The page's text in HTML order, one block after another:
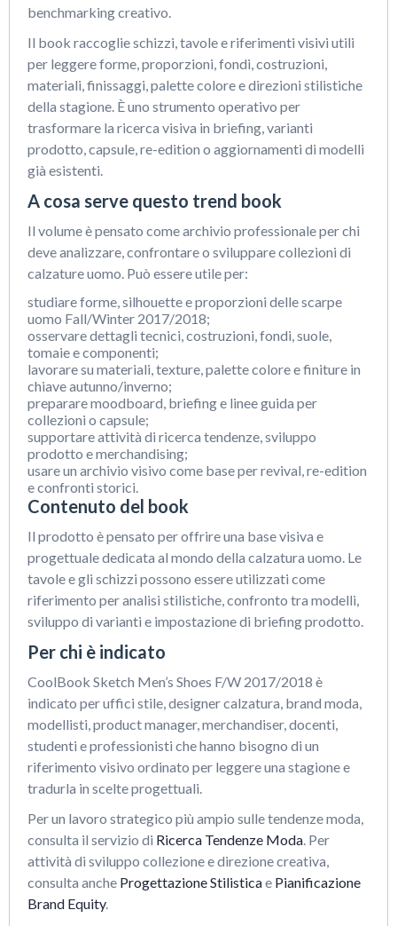
benchmarking creativo.
Il book raccoglie schizzi, tavole e riferimenti visivi utili
per leggere forme, proporzioni, fondi, costruzioni,
materiali, finissaggi, palette colore e direzioni stilistiche
della stagione. È uno strumento operativo per
trasformare la ricerca visiva in briefing, varianti
prodotto, capsule, re-edition o aggiornamenti di modelli
già esistenti.
A cosa serve questo trend book
Il volume è pensato come archivio professionale per chi
deve analizzare, confrontare o sviluppare collezioni di
calzature uomo. Può essere utile per:
studiare forme, silhouette e proporzioni delle scarpe
uomo Fall/Winter 2017/2018;
osservare dettagli tecnici, costruzioni, fondi, suole,
tomaie e componenti;
lavorare su materiali, texture, palette colore e finiture in
chiave autunno/inverno;
preparare moodboard, briefing e linee guida per
collezioni o capsule;
supportare attività di ricerca tendenze, sviluppo
prodotto e merchandising;
usare un archivio visivo come base per revival, re-edition
e confronti storici.
Contenuto del book
Il prodotto è pensato per offrire una base visiva e
progettuale dedicata al mondo della calzatura uomo. Le
tavole e gli schizzi possono essere utilizzati come
riferimento per analisi stilistiche, confronto tra modelli,
sviluppo di varianti e impostazione di briefing prodotto.
Per chi è indicato
CoolBook Sketch Men’s Shoes F/W 2017/2018 è
indicato per uffici stile, designer calzatura, brand moda,
modellisti, product manager, merchandiser, docenti,
studenti e professionisti che hanno bisogno di un
riferimento visivo ordinato per leggere una stagione e
tradurla in scelte progettuali.
Per un lavoro strategico più ampio sulle tendenze moda,
consulta il servizio di Ricerca Tendenze Moda. Per
attività di sviluppo collezione e direzione creativa,
consulta anche Progettazione Stilisticae Pianificazione
Brand Equity.